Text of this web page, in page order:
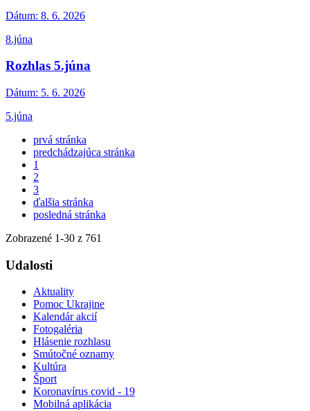
Dátum: 8. 6. 2026
8.júna
Rozhlas 5.júna
Dátum: 5. 6. 2026
5.júna
prvá stránka
predchádzajúca stránka
1
2
3
ďalšia stránka
posledná stránka
Zobrazené 1-30 z 761
Udalosti
Aktuality
Pomoc Ukrajine
Kalendár akcií
Fotogaléria
Hlásenie rozhlasu
Smútočné oznamy
Kultúra
Šport
Koronavírus covid - 19
Mobilná aplikácia